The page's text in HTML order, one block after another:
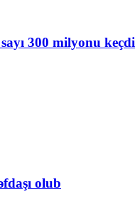
300 milyonu keçdi
olub